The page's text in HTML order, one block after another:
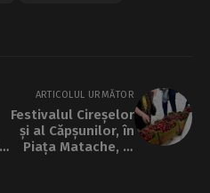
ARTICOLUL URMĂTOR
Festivalul Cireșelor
și al Căpșunilor, în
Piața Matache, în